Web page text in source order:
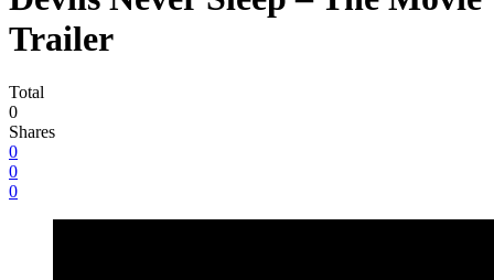
Trailer
Total
0
Shares
0
0
0